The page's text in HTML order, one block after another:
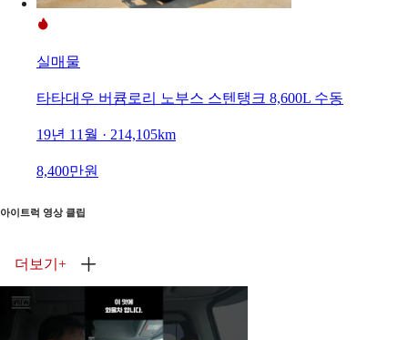
실매물
타타대우 버큠로리 노부스 스텐탱크 8,600L 수동
19년 11월 · 214,105km
8,400만원
아이트럭 영상 클립
더보기 +